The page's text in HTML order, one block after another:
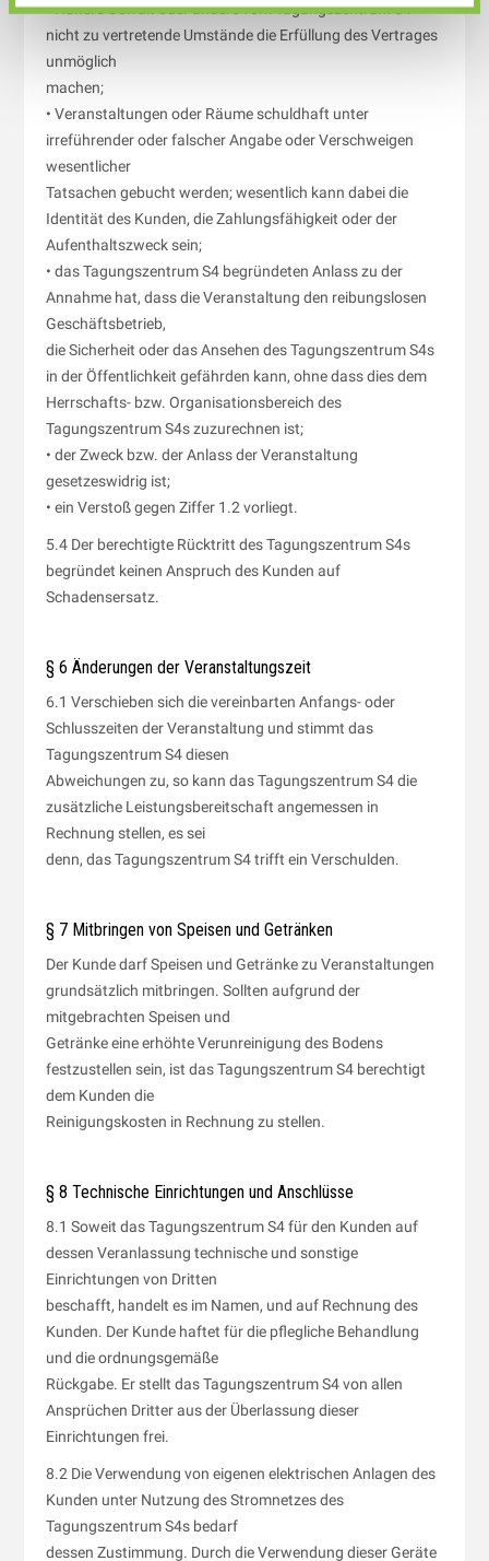
• Höhere Gewalt oder andere vom Tagungszentrum S4
nicht zu vertretende Umstände die Erfüllung des Vertrages
unmöglich
machen;
• Veranstaltungen oder Räume schuldhaft unter
irreführender oder falscher Angabe oder Verschweigen
wesentlicher
Tatsachen gebucht werden; wesentlich kann dabei die
Identität des Kunden, die Zahlungsfähigkeit oder der
Aufenthaltszweck sein;
• das Tagungszentrum S4 begründeten Anlass zu der
Annahme hat, dass die Veranstaltung den reibungslosen
Geschäftsbetrieb,
die Sicherheit oder das Ansehen des Tagungszentrum S4s
in der Öffentlichkeit gefährden kann, ohne dass dies dem
Herrschafts- bzw. Organisationsbereich des
Tagungszentrum S4s zuzurechnen ist;
• der Zweck bzw. der Anlass der Veranstaltung
gesetzeswidrig ist;
• ein Verstoß gegen Ziffer 1.2 vorliegt.
5.4 Der berechtigte Rücktritt des Tagungszentrum S4s
begründet keinen Anspruch des Kunden auf
Schadensersatz.
§ 6 Änderungen der Veranstaltungszeit
6.1 Verschieben sich die vereinbarten Anfangs- oder
Schlusszeiten der Veranstaltung und stimmt das
Tagungszentrum S4 diesen
Abweichungen zu, so kann das Tagungszentrum S4 die
zusätzliche Leistungsbereitschaft angemessen in
Rechnung stellen, es sei
denn, das Tagungszentrum S4 trifft ein Verschulden.
§ 7 Mitbringen von Speisen und Getränken
Der Kunde darf Speisen und Getränke zu Veranstaltungen
grundsätzlich mitbringen. Sollten aufgrund der
mitgebrachten Speisen und
Getränke eine erhöhte Verunreinigung des Bodens
festzustellen sein, ist das Tagungszentrum S4 berechtigt
dem Kunden die
Reinigungskosten in Rechnung zu stellen.
§ 8 Technische Einrichtungen und Anschlüsse
8.1 Soweit das Tagungszentrum S4 für den Kunden auf
dessen Veranlassung technische und sonstige
Einrichtungen von Dritten
beschafft, handelt es im Namen, und auf Rechnung des
Kunden. Der Kunde haftet für die pflegliche Behandlung
und die ordnungsgemäße
Rückgabe. Er stellt das Tagungszentrum S4 von allen
Ansprüchen Dritter aus der Überlassung dieser
Einrichtungen frei.
8.2 Die Verwendung von eigenen elektrischen Anlagen des
Kunden unter Nutzung des Stromnetzes des
Tagungszentrum S4s bedarf
dessen Zustimmung. Durch die Verwendung dieser Geräte